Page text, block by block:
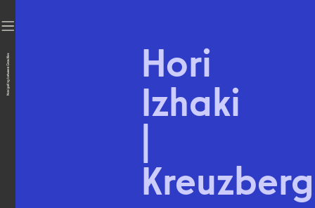
Hori
Izhaki
|
Kreuzberg